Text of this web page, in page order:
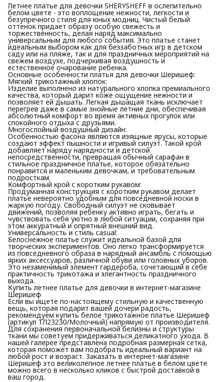
Летнее платье для девочки SHERYSHEFF в ослепительно
белом цвете - это воплощение нежности, легкости и
безупречного стиля для юных модниц. Чистый белый
оттенок придает образу особую свежесть и
торжественность, делая наряд максимально
универсальным для любого события. Это платье станет
идеальным выбором как для беззаботных игр в детском
саду или на пляже, так и для праздничных мероприятий на
свежем воздухе, подчеркивая воздушность и
естественное очарование ребенка.
Основные особенности платья для девочки Шеришеф:
Мягкий трикотажный хлопок:
Изделие выполнено из натурального хлопка премиального
качества, который дарит коже ощущение нежности и
позволяет ей дышать. Легкая дышащая ткань исключает
перегрев даже в самые знойные летние дни, обеспечивая
абсолютный комфорт во время активных прогулок или
спокойного отдыха с друзьями.
Многослойный воздушный дизайн:
Особенностью фасона являются изящные ярусы, которые
создают эффект пышности и игривый силуэт. Такой крой
добавляет наряду нарядности и детской
непосредственности, превращая обычный сарафан в
стильное праздничное платье, которое обязательно
понравится и маленьким девочкам, и требовательным
подросткам.
Комфортный крой с коротким рукавом:
Продуманная конструкция с коротким рукавом делает
платье невероятно удобным для повседневной носки в
жаркую погоду. Свободный силуэт не сковывает
движений, позволяя ребенку активно играть, бегать и
чувствовать себя уютно в любой ситуации, сохраняя при
этом аккуратный и опрятный внешний вид.
Универсальность и стиль casual:
Белоснежное платье служит идеальной базой для
творческих экспериментов. Оно легко трансформируется
из повседневного образа в нарядный ансамбль с помощью
ярких аксессуаров, различной обуви или головных уборов.
Это незаменимый элемент гардероба, сочетающий в себе
практичность трикотажа и элегантность праздничного
выхода.
Купить летнее платье для девочки в интернет-магазине
Шеришеф
Если вы ищете по-настоящему стильную и качественную
вещь, которая подарит вашей дочери радость,
рекомендуем купить белое трикотажное платье Шеришеф
(артикул ТЛ23230/Молочный) напрямую от производителя.
Для сохранения первоначальной белизны и структуры
ткани мы советуем придерживаться деликатного ухода. В
нашей галерее представлена подробная размерная сетка,
которая поможет вам подобрать идеальный вариант на
любой рост и возраст. Заказать в интернет-магазине
Шеришеф это великолепное летнее платье в белом цвете
можно всего в несколько кликов с быстрой доставкой в
ваш город.